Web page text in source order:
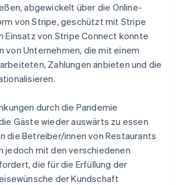
abgewickelt über die Online-
von Stripe, geschützt mit Stripe
Einsatz von Stripe Connect konnte
von Unternehmen, die mit einem
Zahlungen anbieten und die
durch die Pandemie
Gäste wieder auswärts zu essen
die Betreiber/innen von Restaurants
jedoch mit den verschiedenen
die für die Erfüllung der
der Kundschaft